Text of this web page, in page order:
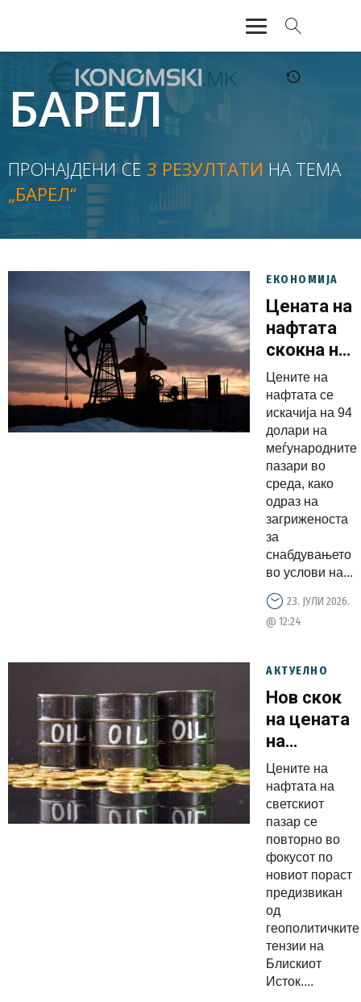
АКТУЕЛНО
ЕКОНОМИЈА
ФИНАНСИИ
БАНКАРСТВО
ЖИВОТ
БАРЕЛ
ПРОНАЈДЕНИ СЕ 3 РЕЗУЛТАТИ НА ТЕМА
„БАРЕЛ“
ЕКОНОМИЈА
Цената на
нафтата
скокна на
94 долари
Цените на
нафтата се
искачија на 94
долари на
меѓународните
пазари во
среда, како
одраз на
загриженоста
за
снабдувањето
во услови на...
23. ЈУЛИ 2026.
@ 12:24
АКТУЕЛНО
Нов скок
на цената
на
нафтата:
Се
до
граница
од 100
долари за
барел
Цените на
нафтата на
светскиот
пазар се
повторно во
фокусот по
новиот пораст
предизвикан
од
геополитичките
тензии на
Блискиот
Исток....